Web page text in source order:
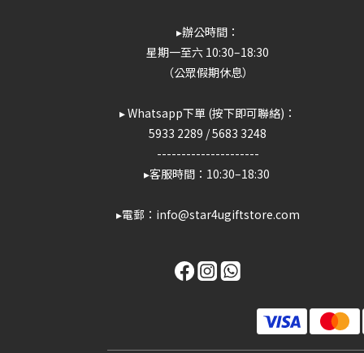
▸辦公時間：
星期一至六 10:30–18:30
（公眾假期休息）
▸ Whatsapp下單 (按下即可聯絡)：
5933 2289 /5683 3248
---------------------
▸客服時間：10:30–18:30
▸電郵：info@star4ugiftstore.com